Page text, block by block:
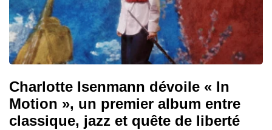
Charlotte Isenmann dévoile « In
Motion », un premier album entre
classique, jazz et quête de liberté